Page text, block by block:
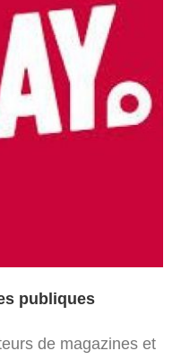
publiques
de magazines et